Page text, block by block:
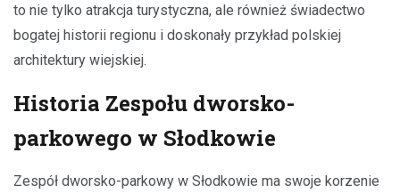
to nie tylko atrakcja turystyczna, ale również świadectwo
bogatej historii regionu i doskonały przykład polskiej
architektury wiejskiej.
Historia Zespołu dworsko-
parkowego w Słodkowie
Zespół dworsko-parkowy w Słodkowie ma swoje korzenie